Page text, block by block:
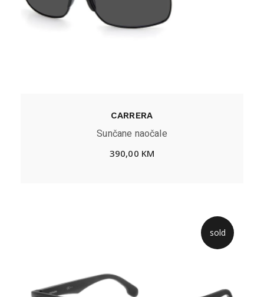
CARRERA
Sunčane naočale
390,00 KM
sold